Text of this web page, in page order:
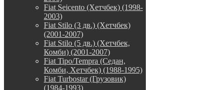
Fiat Seicento (Хетчбек) (1998-
2003)
Fiat Stilo (3 дв.) (Хетчбек)
(2001-2007)
Fiat Stilo (5 дв.) (Хетчбек,
Комби) (2001-2007)
Fiat Tipo/Tempra (Седан,
Комби, Хетчбек) (1988-1995)
Fiat Turbostar (Грузовик)
(1984-1993)